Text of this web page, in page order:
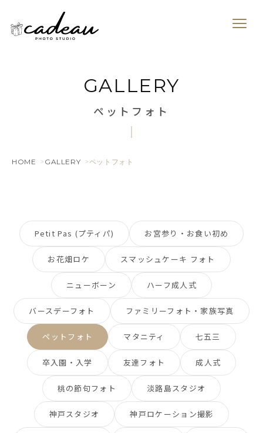
GALLERY
ペットフォト
HOME GALLERY ペットフォト
Petit Pas (プティパ) お宮参り・お食い初め
お花畑ロケ スマッシュケーキ フォト
ニューボーン ハーフ成人式
バースデーフォト ファミリーフォト・家族写真
ペットフォト マタニティ 七五三
卒入園・入学 友達フォト 成人式
桃の節句フォト 淡路島スタジオ
神戸スタジオ 神戸ロケーション撮影